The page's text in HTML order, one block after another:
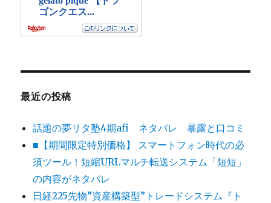
最近の投稿
話題の夢リタ塾4期afi ネタバレ 暴露と口コミ
■【期間限定特別価格】 スマートフォン時代の必
須ツール！短縮URLマルチ転送システム「短短」
の内容がネタバレ
日経225先物”資産構築型”トレードシステム『ト